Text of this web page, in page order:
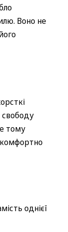
Воно не
свободу
тому
комфортно
однієї